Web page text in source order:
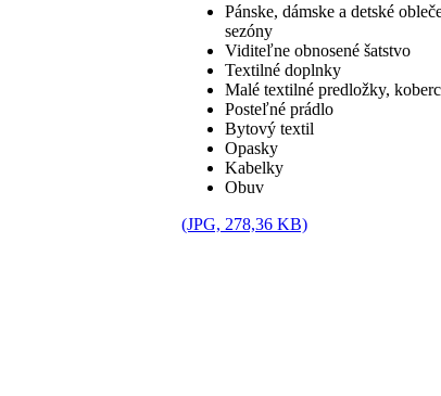
Pánske, dámske a detské
sezóny
Viditeľne obnosené šatstvo
Textilné doplnky
Malé textilné predložky,
Posteľné prádlo
Bytový textil
Opasky
Kabelky
Obuv
(JPG, 278,36 KB)